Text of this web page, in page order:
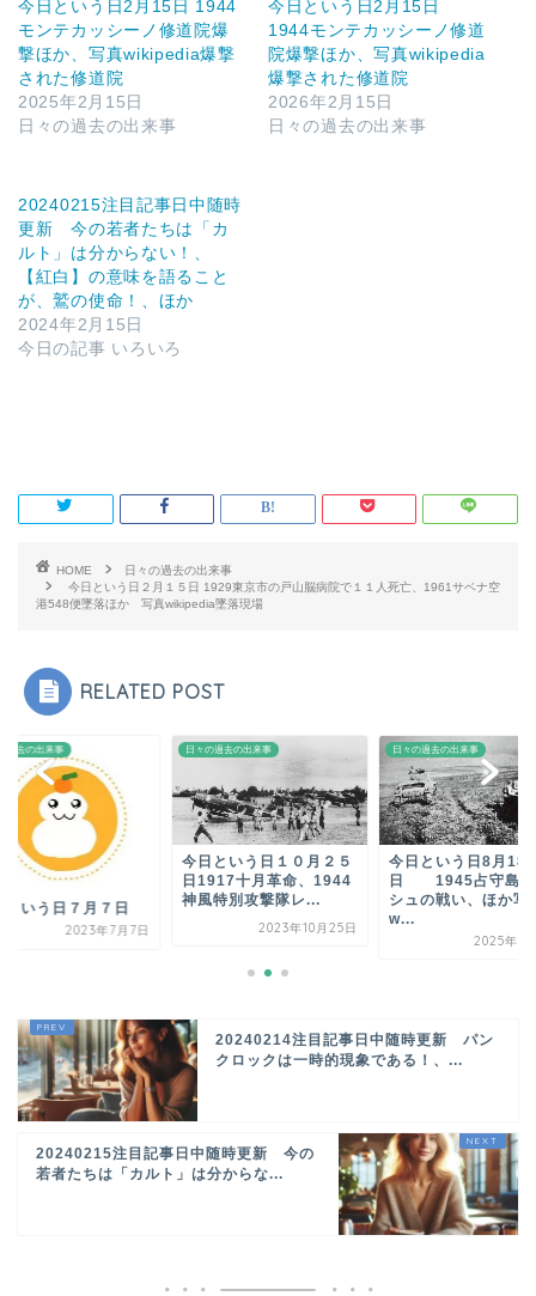
今日という日2月15日 1944
モンテカッシーノ修道院爆
撃ほか、写真wikipedia爆撃
された修道院
2025年2月15日
日々の過去の出来事
今日という日2月15日
1944モンテカッシーノ修道
院爆撃ほか、写真wikipedia
爆撃された修道院
2026年2月15日
日々の過去の出来事
20240215注目記事日中随時
更新 今の若者たちは「カ
ルト」は分からない！、
【紅白】の意味を語ること
が、鷲の使命！、ほか
2024年2月15日
今日の記事 いろいろ
HOME
日々の過去の出来事
今日という日２月１５日 1929東京市の戸山脳病院で１１人死亡、1961サベナ空
港548便墜落ほか 写真wikipedia墜落現場
RELATED POST
過去の出来事
という日７月７日
2023年7月7日
日々の過去の出来事
今日という日１０月２５
日1917十月革命、1944
神風特別攻撃隊レ...
2023年10月25日
日々の過去の出来事
今日という日8月18
日 1945占守島シ
シュの戦い、ほか写
w...
2025年8
20240214注目記事日中随時更新 パン
クロックは一時的現象である！、...
20240215注目記事日中随時更新 今の
若者たちは「カルト」は分からな...